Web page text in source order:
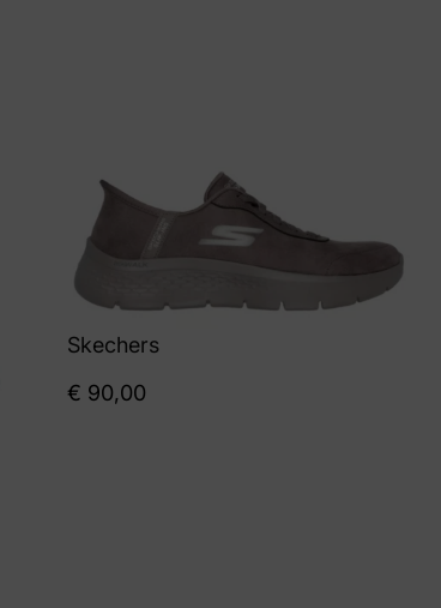
Skechers
€ 90,00